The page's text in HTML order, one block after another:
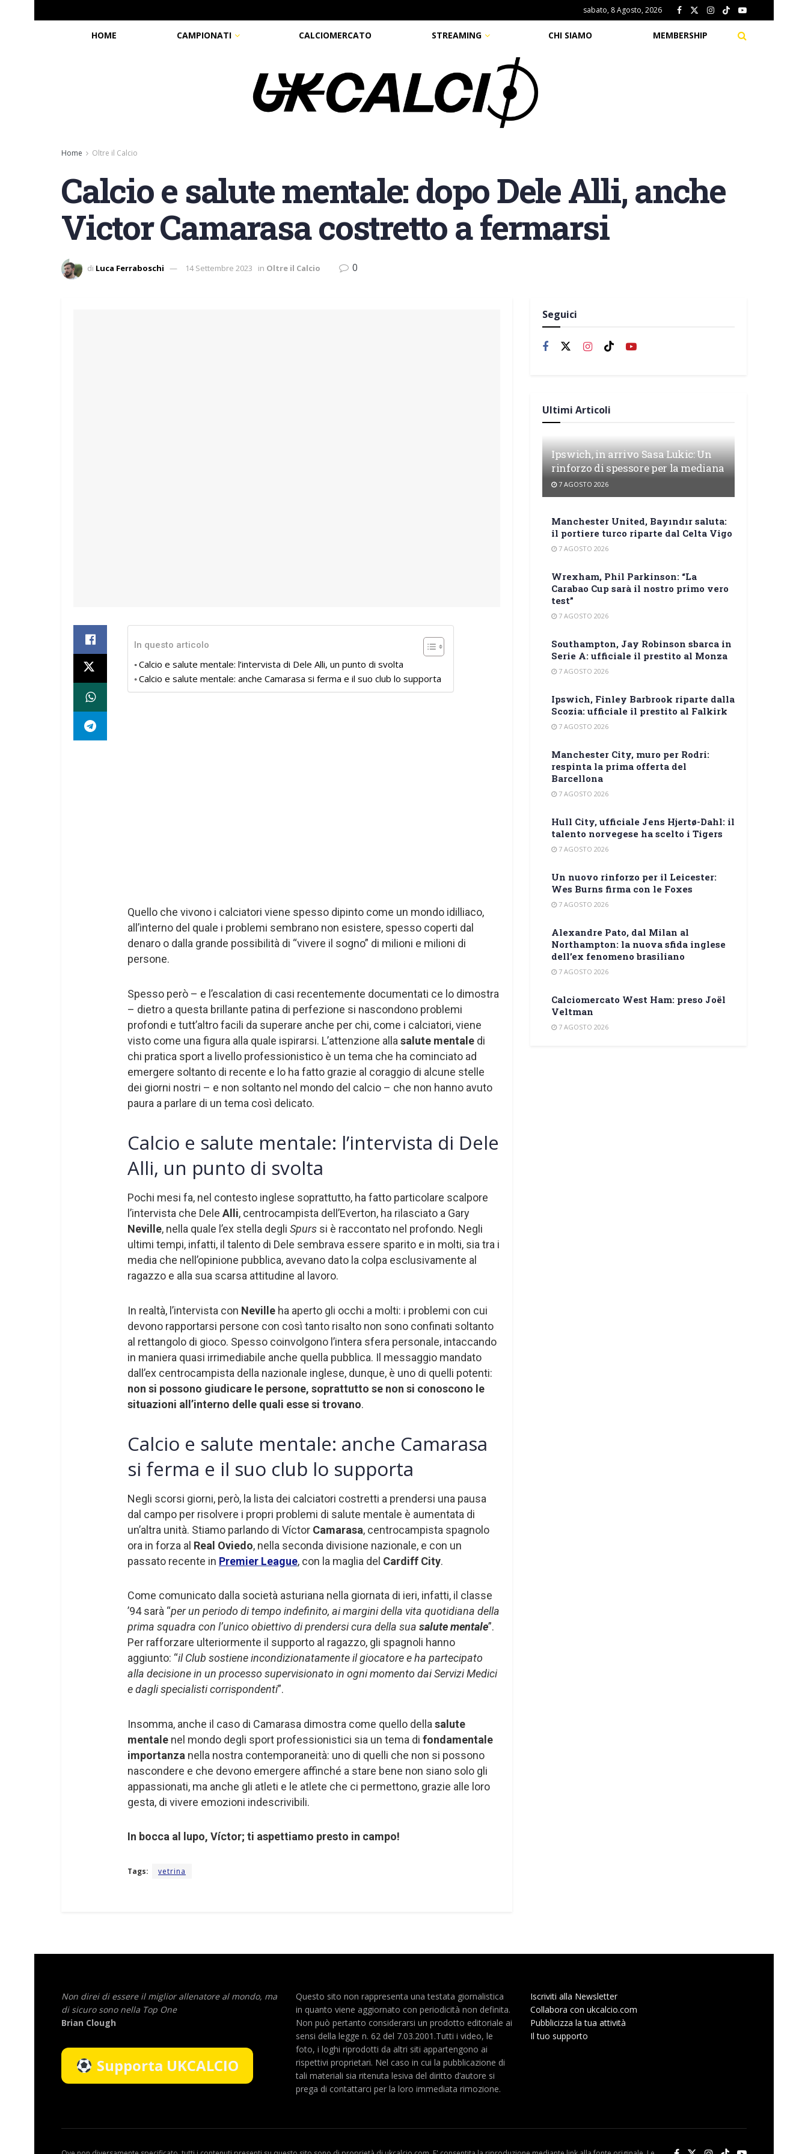
sabato, 8 Agosto, 2026
HOME CAMPIONATI CALCIOMERCATO STREAMING CHI SIAMO MEMBERSHIP
Home Oltre il Calcio
Calcio e salute mentale: dopo Dele Alli, anche
Victor Camarasa costretto a fermarsi
di Luca Ferraboschi 14 Settembre 2023 in Oltre il Calcio 0
In questo articolo
Calcio e salute mentale: l’intervista di Dele Alli, un punto di svolta
Calcio e salute mentale: anche Camarasa si ferma e il suo club lo supporta
Quello che vivono i calciatori viene spesso dipinto come un mondo idilliaco,
all’interno del quale i problemi sembrano non esistere, spesso coperti dal
denaro o dalla grande possibilità di “vivere il sogno” di milioni e milioni di
persone.
Spesso però – e l’escalation di casi recentemente documentati ce lo dimostra
– dietro a questa brillante patina di perfezione si nascondono problemi
profondi e tutt’altro facili da superare anche per chi, come i calciatori, viene
visto come una figura alla quale ispirarsi. L’attenzione alla salute mentale di
chi pratica sport a livello professionistico è un tema che ha cominciato ad
emergere soltanto di recente e lo ha fatto grazie al coraggio di alcune stelle
dei giorni nostri – e non soltanto nel mondo del calcio – che non hanno avuto
paura a parlare di un tema così delicato.
Calcio e salute mentale: l’intervista di Dele
Alli, un punto di svolta
Pochi mesi fa, nel contesto inglese soprattutto, ha fatto particolare scalpore
l’intervista che Dele Alli, centrocampista dell’Everton, ha rilasciato a Gary
Neville, nella quale l’ex stella degli Spurs si è raccontato nel profondo. Negli
ultimi tempi, infatti, il talento di Dele sembrava essere sparito e in molti, sia tra i
media che nell’opinione pubblica, avevano dato la colpa esclusivamente al
ragazzo e alla sua scarsa attitudine al lavoro.
In realtà, l’intervista con Neville ha aperto gli occhi a molti: i problemi con cui
devono rapportarsi persone con così tanto risalto non sono confinati soltanto
al rettangolo di gioco. Spesso coinvolgono l’intera sfera personale, intaccando
in maniera quasi irrimediabile anche quella pubblica. Il messaggio mandato
dall’ex centrocampista della nazionale inglese, dunque, è uno di quelli potenti:
non si possono giudicare le persone, soprattutto se non si conoscono le
situazioni all’interno delle quali esse si trovano.
Calcio e salute mentale: anche Camarasa
si ferma e il suo club lo supporta
Negli scorsi giorni, però, la lista dei calciatori costretti a prendersi una pausa
dal campo per risolvere i propri problemi di salute mentale è aumentata di
un’altra unità. Stiamo parlando di Víctor Camarasa, centrocampista spagnolo
ora in forza al Real Oviedo, nella seconda divisione nazionale, e con un
passato recente in Premier League, con la maglia del Cardiff City.
Come comunicato dalla società asturiana nella giornata di ieri, infatti, il classe
’94 sarà “per un periodo di tempo indefinito, ai margini della vita quotidiana della
prima squadra con l’unico obiettivo di prendersi cura della sua salute mentale”.
Per rafforzare ulteriormente il supporto al ragazzo, gli spagnoli hanno
aggiunto: “il Club sostiene incondizionatamente il giocatore e ha partecipato
alla decisione in un processo supervisionato in ogni momento dai Servizi Medici
e dagli specialisti corrispondenti”.
Insomma, anche il caso di Camarasa dimostra come quello della salute
mentale nel mondo degli sport professionistici sia un tema di fondamentale
importanza nella nostra contemporaneità: uno di quelli che non si possono
nascondere e che devono emergere affinché a stare bene non siano solo gli
appassionati, ma anche gli atleti e le atlete che ci permettono, grazie alle loro
gesta, di vivere emozioni indescrivibili.
In bocca al lupo, Víctor; ti aspettiamo presto in campo!
Tags: vetrina
Seguici
Ultimi Articoli
Ipswich, in arrivo Sasa Lukic: Un
rinforzo di spessore per la mediana
7 AGOSTO 2026
Manchester United, Bayındır saluta:
il portiere turco riparte dal Celta Vigo
7 AGOSTO 2026
Wrexham, Phil Parkinson: “La
Carabao Cup sarà il nostro primo vero
test”
7 AGOSTO 2026
Southampton, Jay Robinson sbarca in
Serie A: ufficiale il prestito al Monza
7 AGOSTO 2026
Ipswich, Finley Barbrook riparte dalla
Scozia: ufficiale il prestito al Falkirk
7 AGOSTO 2026
Manchester City, muro per Rodri:
respinta la prima offerta del
Barcellona
7 AGOSTO 2026
Hull City, ufficiale Jens Hjertø-Dahl: il
talento norvegese ha scelto i Tigers
7 AGOSTO 2026
Un nuovo rinforzo per il Leicester:
Wes Burns firma con le Foxes
7 AGOSTO 2026
Alexandre Pato, dal Milan al
Northampton: la nuova sfida inglese
dell’ex fenomeno brasiliano
7 AGOSTO 2026
Calciomercato West Ham: preso Joël
Veltman
7 AGOSTO 2026
Non direi di essere il miglior allenatore al mondo, ma
di sicuro sono nella Top One
Brian Clough
Supporta UKCALCIO
Questo sito non rappresenta una testata giornalistica
in quanto viene aggiornato con periodicità non definita.
Non può pertanto considerarsi un prodotto editoriale ai
sensi della legge n. 62 del 7.03.2001.Tutti i video, le
foto, i loghi riprodotti da altri siti appartengono ai
rispettivi proprietari. Nel caso in cui la pubblicazione di
tali materiali sia ritenuta lesiva del diritto d’autore si
prega di contattarci per la loro immediata rimozione.
Iscriviti alla Newsletter
Collabora con ukcalcio.com
Pubblicizza la tua attività
Il tuo supporto